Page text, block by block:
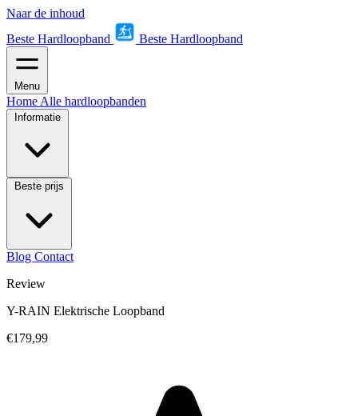
Naar de inhoud
Beste Hardloopband
Beste Hardloopband
Menu
Home Alle hardloopbanden
Informatie
Beste prijs
Blog Contact
Review
Y-RAIN Elektrische Loopband
€179,99